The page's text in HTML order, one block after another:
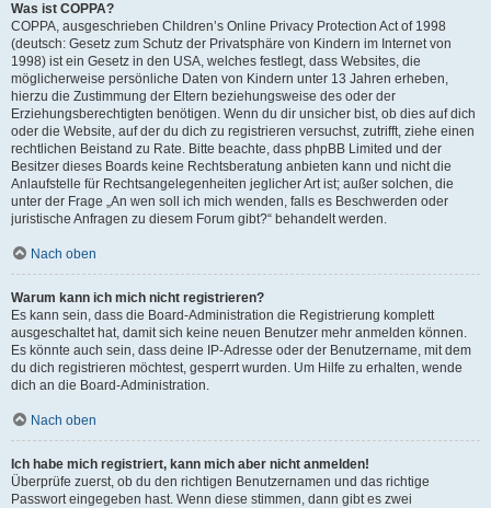
Was ist COPPA?
COPPA, ausgeschrieben Children’s Online Privacy Protection Act of 1998
(deutsch: Gesetz zum Schutz der Privatsphäre von Kindern im Internet von
1998) ist ein Gesetz in den USA, welches festlegt, dass Websites, die
möglicherweise persönliche Daten von Kindern unter 13 Jahren erheben,
hierzu die Zustimmung der Eltern beziehungsweise des oder der
Erziehungsberechtigten benötigen. Wenn du dir unsicher bist, ob dies auf dich
oder die Website, auf der du dich zu registrieren versuchst, zutrifft, ziehe einen
rechtlichen Beistand zu Rate. Bitte beachte, dass phpBB Limited und der
Besitzer dieses Boards keine Rechtsberatung anbieten kann und nicht die
Anlaufstelle für Rechtsangelegenheiten jeglicher Art ist; außer solchen, die
unter der Frage „An wen soll ich mich wenden, falls es Beschwerden oder
juristische Anfragen zu diesem Forum gibt?“ behandelt werden.
Nach oben
Warum kann ich mich nicht registrieren?
Es kann sein, dass die Board-Administration die Registrierung komplett
ausgeschaltet hat, damit sich keine neuen Benutzer mehr anmelden können.
Es könnte auch sein, dass deine IP-Adresse oder der Benutzername, mit dem
du dich registrieren möchtest, gesperrt wurden. Um Hilfe zu erhalten, wende
dich an die Board-Administration.
Nach oben
Ich habe mich registriert, kann mich aber nicht anmelden!
Überprüfe zuerst, ob du den richtigen Benutzernamen und das richtige
Passwort eingegeben hast. Wenn diese stimmen, dann gibt es zwei